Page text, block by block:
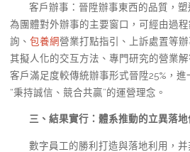
客戶辦事：晉陞辦事東西的品質，
為團體對外辦事的主要窗口，可經由過
詢、 包養網營業打點指引、上訴處置等
其擬人化的交互方法、專門研究的營業
客戶滿足度較傳統辦事形式晉陞25%，
“秉持誠信、競合共贏”的運營理念。
三、結果實行：體系推動的立異落地
數字員工的勝利打造與落地利用，